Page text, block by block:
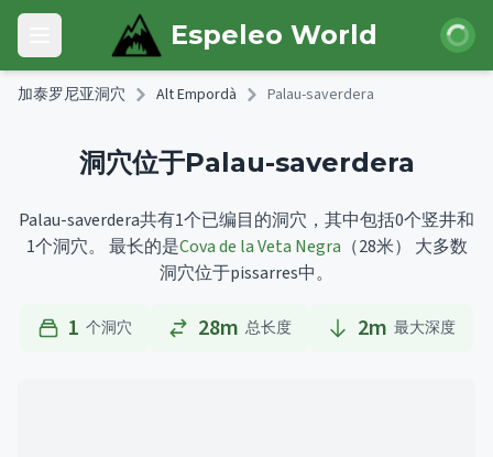
Skip to main content
Open main menu Espeleo World 登录
加泰罗尼亚洞穴 Alt Empordà Palau-saverdera
洞穴位于Palau-saverdera
Palau-saverdera共有1个已编目的洞穴，其中包括0个竖井和
1个洞穴。
最长的是Cova de la Veta Negra （28米）
大多数
洞穴位于pissarres中。
1 个洞穴 28m 总长度 2m 最大深度